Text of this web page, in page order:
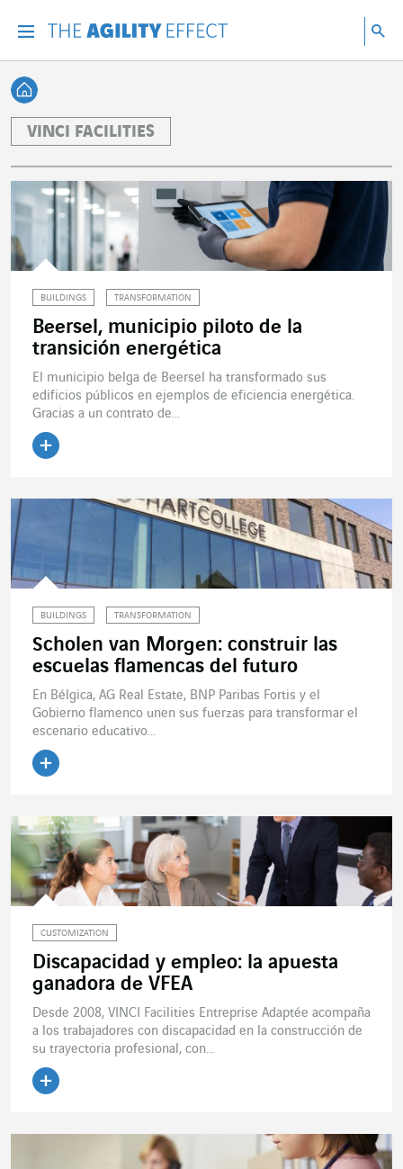
Volver a Inicio
VINCI FACILITIES
BUILDINGS TRANSFORMATION
Beersel, municipio piloto de la
transición energética
El municipio belga de Beersel ha transformado sus
edificios públicos en ejemplos de eficiencia energética.
Gracias a un contrato de...
BUILDINGS TRANSFORMATION
Scholen van Morgen: construir las
escuelas flamencas del futuro
En Bélgica, AG Real Estate, BNP Paribas Fortis y el
Gobierno flamenco unen sus fuerzas para transformar el
escenario educativo...
CUSTOMIZATION
Discapacidad y empleo: la apuesta
ganadora de VFEA
Desde 2008, VINCI Facilities Entreprise Adaptée acompaña
a los trabajadores con discapacidad en la construcción de
su trayectoria profesional, con...